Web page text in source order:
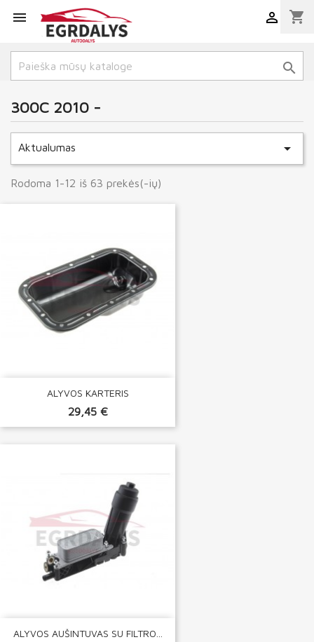
 shopping_cart


300C 2010 -
Aktualumas 
Rodoma 1-12 iš 63 prekės(-ių)
ALYVOS KARTERIS
29,45 €
ALYVOS AUŠINTUVAS SU FILTRO...